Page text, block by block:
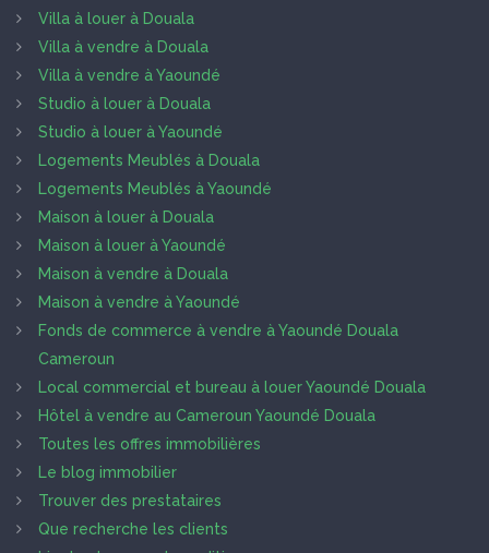
Villa à louer à Douala
Villa à vendre à Douala
Villa à vendre à Yaoundé
Studio à louer à Douala
Studio à louer à Yaoundé
Logements Meublés à Douala
Logements Meublés à Yaoundé
Maison à louer à Douala
Maison à louer à Yaoundé
Maison à vendre à Douala
Maison à vendre à Yaoundé
Fonds de commerce à vendre à Yaoundé Douala
Cameroun
Local commercial et bureau à louer Yaoundé Douala
Hôtel à vendre au Cameroun Yaoundé Douala
Toutes les offres immobilières
Le blog immobilier
Trouver des prestataires
Que recherche les clients